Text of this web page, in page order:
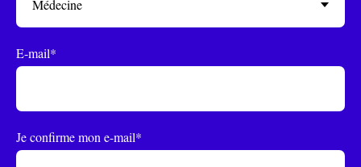
E-mail*
Je confirme mon e-mail*